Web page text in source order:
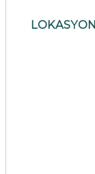
LOKASYON